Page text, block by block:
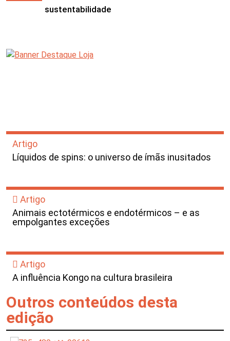
sustentabilidade
Artigo
Líquidos de spins: o universo de ímãs inusitados
Artigo
Animais ectotérmicos e endotérmicos – e as
empolgantes exceções
Artigo
A influência Kongo na cultura brasileira
Outros conteúdos desta
edição